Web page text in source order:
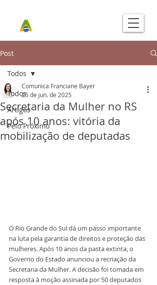
Post
Todos
Artigos
Pelo Próximo
Todos
Secretaria da Mulher no RS
após 10 anos: vitória da
mobilização de deputadas
Comunica Franciane Bayer
25 de jun. de 2025
O Rio Grande do Sul dá um passo importante
na luta pela garantia de direitos e proteção das
mulheres. Após 10 anos da pasta extinta, o
Governo do Estado anunciou a recriação da
Secretaria da Mulher. A decisão foi tomada em
resposta à moção assinada por 50 deputados